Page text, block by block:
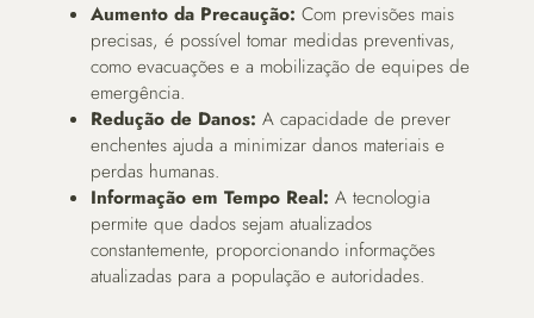
Aumento da Precaução: Com previsões mais
precisas, é possível tomar medidas preventivas,
como evacuações e a mobilização de equipes de
emergência.
Redução de Danos: A capacidade de prever
enchentes ajuda a minimizar danos materiais e
perdas humanas.
Informação em Tempo Real: A tecnologia
permite que dados sejam atualizados
constantemente, proporcionando informações
atualizadas para a população e autoridades.